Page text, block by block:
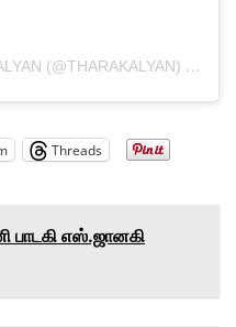
(@THARAKALYAN)
Threads
பாடகி எஸ்.ஜானகி